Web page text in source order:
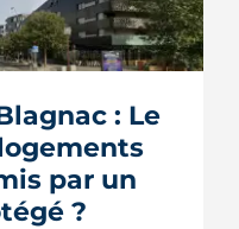
: Le
par un
?